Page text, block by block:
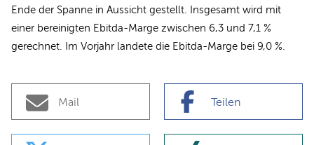
Ende der Spanne in Aussicht gestellt. Insgesamt wird mit
einer bereinigten Ebitda-Marge zwischen 6,3 und 7,1 %
gerechnet. Im Vorjahr landete die Ebitda-Marge bei 9,0 %.
Mail Teilen